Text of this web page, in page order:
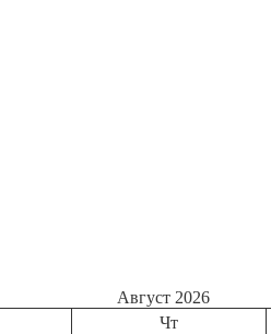
Август 2026
Чт